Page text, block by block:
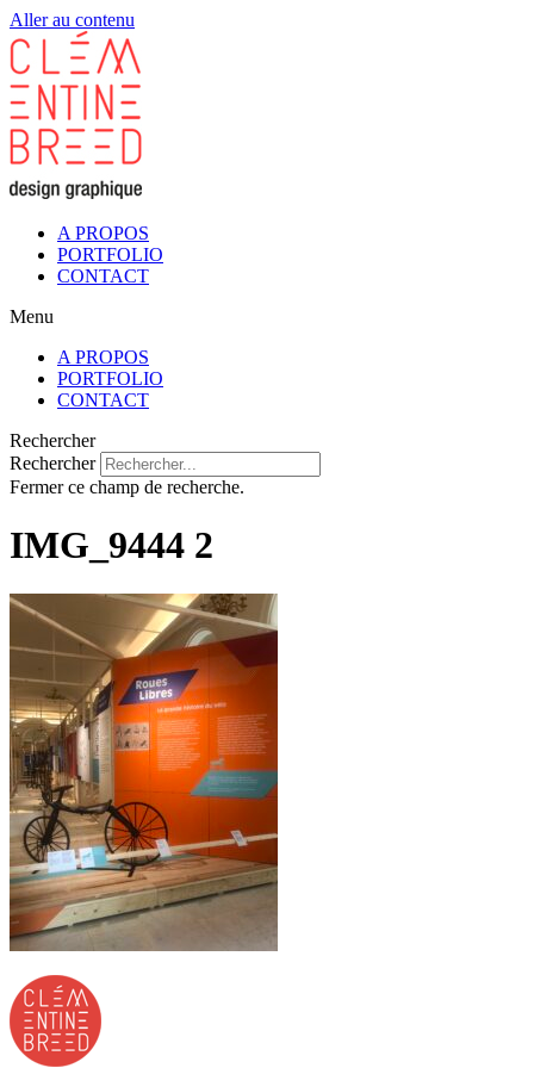
Aller au contenu
A PROPOS
PORTFOLIO
CONTACT
Menu
A PROPOS
PORTFOLIO
CONTACT
Rechercher
Rechercher
Fermer ce champ de recherche.
IMG_9444 2